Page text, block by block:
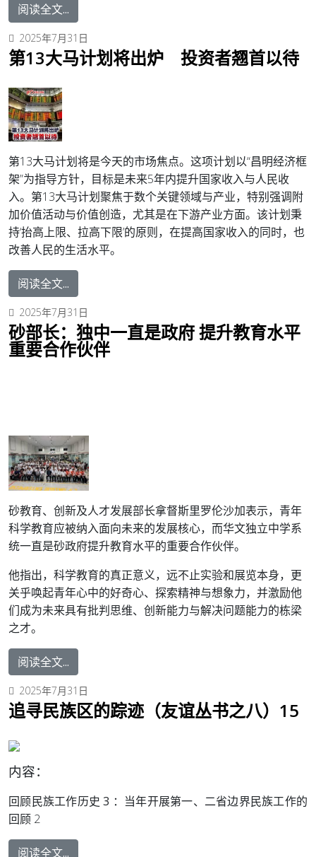
阅读全文...
2025年7月31日
第13大马计划将出炉 投资者翘首以待
第13大马计划将是今天的市场焦点。这项计划以“昌明经济框
架”为指导方针，目标是未来5年内提升国家收入与人民收
入。 第13大马计划聚焦于数个关键领域与产业，特别强调附
加价值活动与价值创造，尤其是在下游产业方面。该计划秉
持‘抬高上限、拉高下限’的原则，在提高国家收入的同时，也
改善人民的生活水平。
阅读全文...
2025年7月31日
砂部长：独中一直是政府 提升教育水平
重要合作伙伴
砂教育、创新及人才发展部长拿督斯里罗伦沙加表示，青年
科学教育应被纳入面向未来的发展核心，而华文独立中学系
统一直是砂政府提升教育水平的重要合作伙伴。
他指出，科学教育的真正意义，远不止实验和展览本身，更
关乎唤起青年心中的好奇心、探索精神与想象力，并激励他
们成为未来具有批判思维、创新能力与解决问题能力的栋梁
之才。
阅读全文...
2025年7月31日
追寻民族区的踪迹（友谊丛书之八）15
内容：
回顾民族工作历史 3 ： 当年开展第一、二省边界民族工作的
回顾 2
阅读全文...